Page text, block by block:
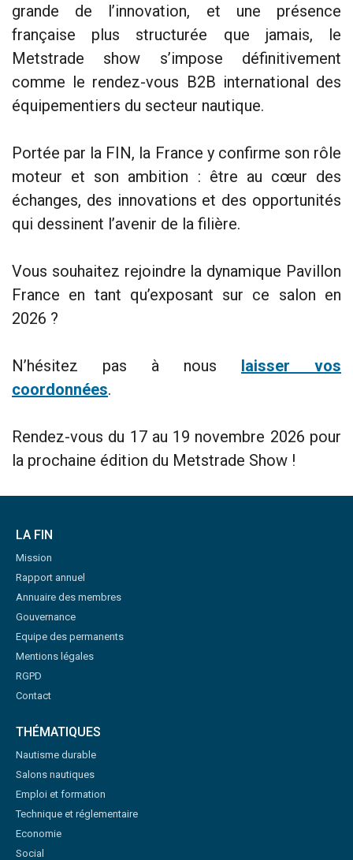
grande de l’innovation, et une présence
française plus structurée que jamais, le
Metstrade show s’impose définitivement
comme le rendez-vous B2B international des
équipementiers du secteur nautique.
Portée par la FIN, la France y confirme son rôle
moteur et son ambition : être au cœur des
échanges, des innovations et des opportunités
qui dessinent l’avenir de la filière.
Vous souhaitez rejoindre la dynamique Pavillon
France en tant qu’exposant sur ce salon en
2026 ?
N’hésitez pas à nous laisser vos
coordonnées.
Rendez-vous du 17 au 19 novembre 2026 pour
la prochaine édition du Metstrade Show !
LA FIN
Mission
Rapport annuel
Annuaire des membres
Gouvernance
Equipe des permanents
Mentions légales
RGPD
Contact
THÉMATIQUES
Nautisme durable
Salons nautiques
Emploi et formation
Technique et réglementaire
Economie
Social